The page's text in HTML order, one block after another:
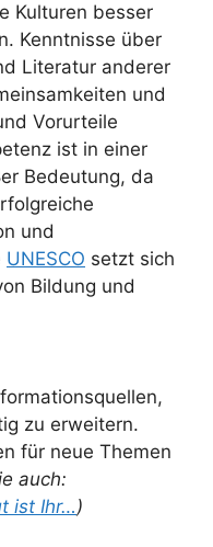
Kulturen besser
Kenntnisse über
Literatur anderer
und
Vorurteile
ist in einer
Bedeutung, da
und
UNESCO setzt sich
Bildung und
zu erweitern.
für neue Themen
auch:
ist Ihr…)